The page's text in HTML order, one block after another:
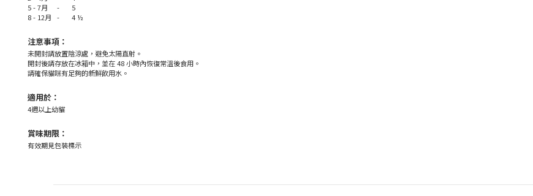
5 - 7月
-
5
8 - 12月
- 4 ½
注意事項：
未開封請放置陰涼處，避免太陽直射。
開封後請存放在冰箱中，並在 48 小時內恢復常溫後食用。
請確保貓咪有足夠的新鮮飲用水。
適用於：
4週以上幼貓
賞味期限：
有效期見包裝標示